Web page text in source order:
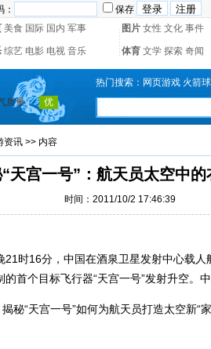
： 保存
美食 国际 国内 军事 图片 女性 文化 事件
综艺 电影 电视 音乐 体育 文学 探索 奇闻
热门搜索： 网页游戏 火箭
资讯 >> 内容
天宫一号”：航天员太空中的
时间：2011/10/2 17:46:39
时16分，中国在酒泉卫星发射中心载人
首个目标飞行器“天宫一号”发射升空。
秘“天宫一号”如何为航天员打造太空新“